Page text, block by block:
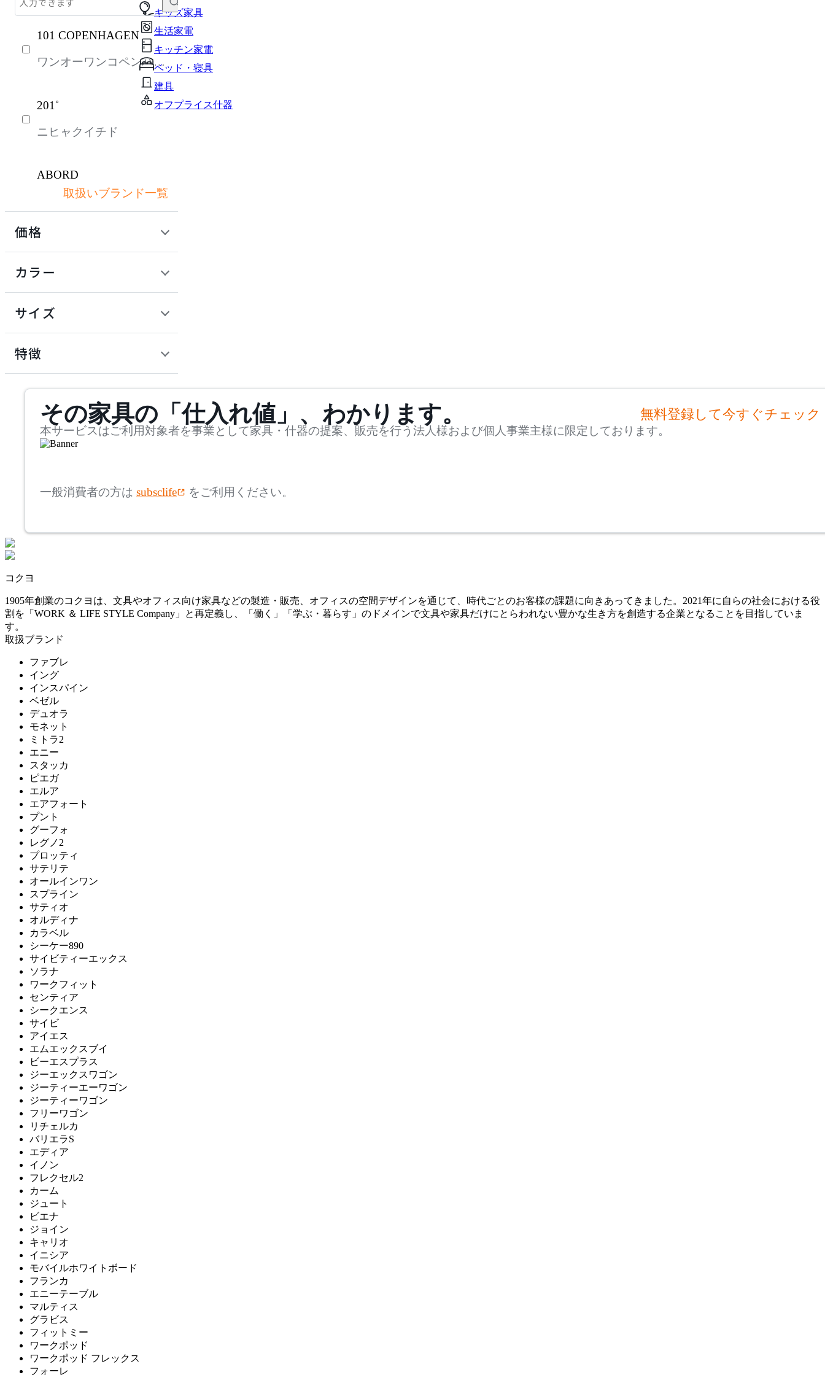
キッズ家具
生活家電
キッチン家電
ベッド・寝具
建具
オフプライス什器
収納家具
パーソナルブース・集中ブース
インテリア雑貨
建具
生活家電
オフプライス什器
101 COPENHAGEN
ワンオーワンコペンハー
201˚
ニヒャクイチド
ABORD
アボール
アクメファニチャー
ADAL
アダルトータルインテリ
アコレクション
AINX
アイネクス
aluna
アルナ
Andreu World
アンドリューワールド
ANONIMA CASTELLI
アノニマカステッリ
Another Garden
アナザーガーデン
ARIAKE
アリアケ
arper
アルペール
arrmet
アーメット
ART WORK STUDIO
アートワークスタジオ
artek
アルテック
Artemide
アルテミデ
ARUNAi
取扱いブランド一覧
価格
カラー
サイズ
mm
検索
~
~
特徴
その家具の「仕入れ値」、わかります。 無料登録して今すぐチェック
本サービスはご利用対象者を事業として家具・什器の提案、販売を行う法人様および個人事業主様に限定しております。
一般消費者の方は subsclife をご利用ください。
コクヨ
1905年創業のコクヨは、文具やオフィス向け家具などの製造・販売、オフィスの空間デザインを通じて、時代ごとのお客様の課題に向きあってきました。2021年に自らの社会における役
割を「WORK ＆ LIFE STYLE Company」と再定義し、「働く」「学ぶ・暮らす」のドメインで文具や家具だけにとらわれない豊かな生き方を創造する企業となることを目指していま
す。
取扱ブランド
ファブレ
イング
インスパイン
ベゼル
デュオラ
モネット
ミトラ2
エニー
スタッカ
ピエガ
エルア
エアフォート
プント
グーフォ
レグノ2
プロッティ
サテリテ
オールインワン
スプライン
サティオ
オルディナ
カラベル
シーケー890
サイビティーエックス
ソラナ
ワークフィット
センティア
シークエンス
サイビ
アイエス
エムエックスブイ
ビーエスプラス
ジーエックスワゴン
ジーティーエーワゴン
ジーティーワゴン
フリーワゴン
リチェルカ
バリエラS
エディア
イノン
フレクセル2
カーム
ジュート
ビエナ
ジョイン
キャリオ
イニシア
モバイルホワイトボード
フランカ
エニーテーブル
マルティス
グラビス
フィットミー
ワークポッド
ワークポッド フレックス
フォーレ